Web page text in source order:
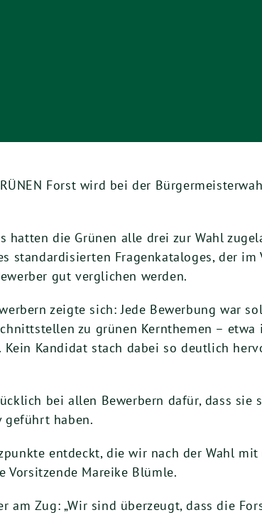
Forst wird bei der
hatten die Grünen alle drei zur Wahl
standardisierten Fragenkataloges, der
gut verglichen werden.
zeigte sich: Jede Bewerbung war
zu grünen Kernthemen –
Kandidat stach dabei so deutlich
bei allen Bewerbern dafür, dass
geführt haben.
entdeckt, die wir nach der Wahl
Vorsitzende Mareike Blümle.
am Zug: „Wir sind überzeugt, dass die